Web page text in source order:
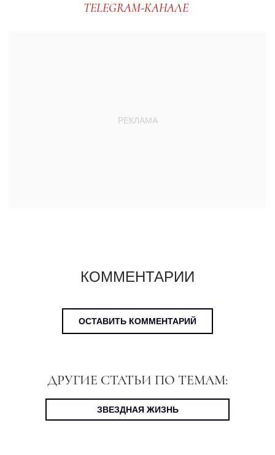
TELEGRAM-КАНАЛЕ
КОММЕНТАРИИ
ОСТАВИТЬ КОММЕНТАРИЙ
ДРУГИЕ СТАТЬИ ПО ТЕМАМ:
ЗВЕЗДНАЯ ЖИЗНЬ